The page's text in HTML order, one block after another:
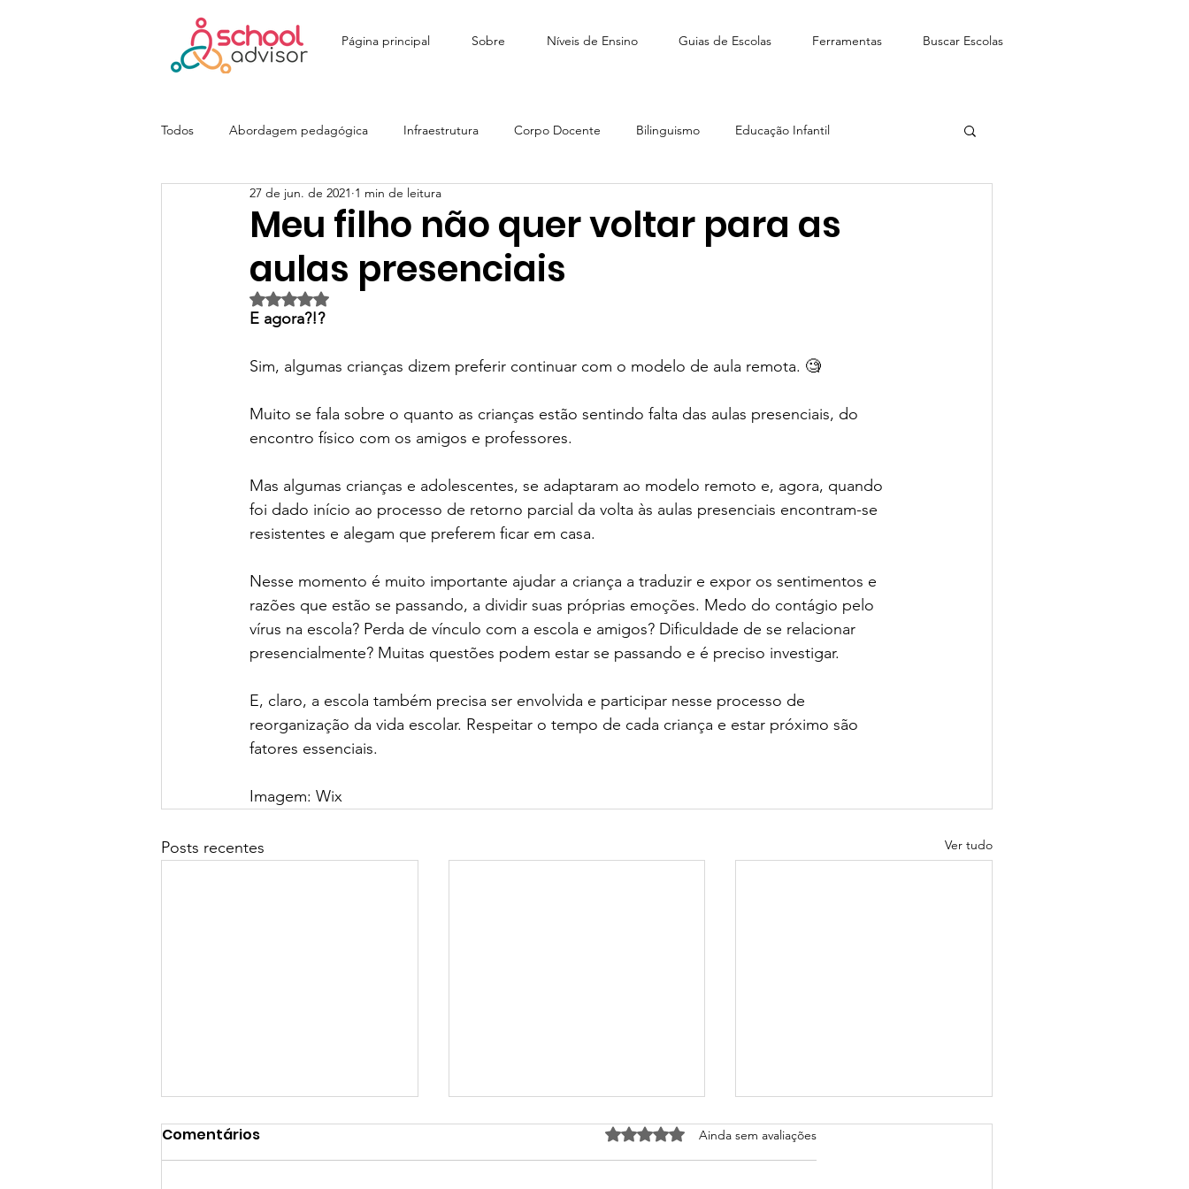
Página principal Sobre Níveis de Ensino Guias de Escolas Ferramentas Buscar Escolas
Todos Abordagem pedagógica Infraestrutura Corpo Docente Bilinguismo Educação Infantil
Ensino Fundamental Ensino Médio
Colégio João Paulo I - JOPA Escola Stagium | SchoolAdvisor
Green Book School | SchoolAdvisor Colégio Augusto Laranja Rainha da Paz | SchoolAdvisor
Colégio BIS | SchoolAdvisor Aubrick Escola | SchoolAdvisor Kindy Escola Americana Colégio CPV | SchoolAdvisor
Avenues São Paulo | SchoolAdvisor Camino School | SchoolAdvisor Escola Roda Viva | SchoolAdvisor
Escola Lumiar | SchoolAdvisor
Meu filho não quer voltar para as
aulas presenciais
27 de jun. de 2021 1 min de leitura
Avaliado com NaN de 5 estrelas.
E agora?!?
Sim, algumas crianças dizem preferir continuar com o modelo de aula remota. 🧐
Muito se fala sobre o quanto as crianças estão sentindo falta das aulas presenciais, do
encontro físico com os amigos e professores.
Mas algumas crianças e adolescentes, se adaptaram ao modelo remoto e, agora, quando
foi dado início ao processo de retorno parcial da volta às aulas presenciais encontram-se
resistentes e alegam que preferem ficar em casa.
Nesse momento é muito importante ajudar a criança a traduzir e expor os sentimentos e
razões que estão se passando, a dividir suas próprias emoções. Medo do contágio pelo
vírus na escola? Perda de vínculo com a escola e amigos? Dificuldade de se relacionar
presencialmente? Muitas questões podem estar se passando e é preciso investigar.
E, claro, a escola também precisa ser envolvida e participar nesse processo de
reorganização da vida escolar. Respeitar o tempo de cada criança e estar próximo são
fatores essenciais.
Imagem: Wix
Posts recentes Ver tudo
Comentários Avaliado com 0 de 5 estrelas.
Ainda sem avaliações